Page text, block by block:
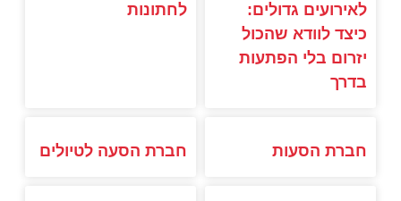
לאירועים גדולים:
כיצד לוודא שהכול
יזרום בלי הפתעות
בדרך
לחתונות
חברת הסעות חברת הסעה לטיולים